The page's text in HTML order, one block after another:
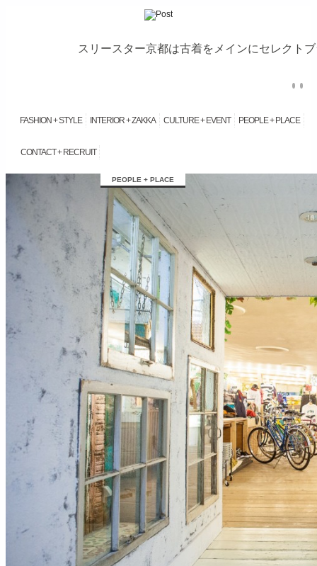
スリースター京都は古着をメインにセレクト
FASHION + STYLE INTERIOR + ZAKKA CULTURE + EVENT PEOPLE + PLACE
CONTACT + RECRUIT
PEOPLE + PLACE